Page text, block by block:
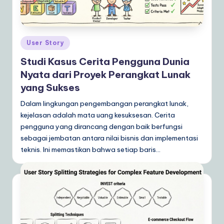
Posted
in
User Story
Studi Kasus Cerita Pengguna Dunia
Nyata dari Proyek Perangkat Lunak
yang Sukses
Dalam lingkungan pengembangan perangkat lunak,
kejelasan adalah mata uang kesuksesan. Cerita
pengguna yang dirancang dengan baik berfungsi
sebagai jembatan antara nilai bisnis dan implementasi
teknis. Ini memastikan bahwa setiap baris…